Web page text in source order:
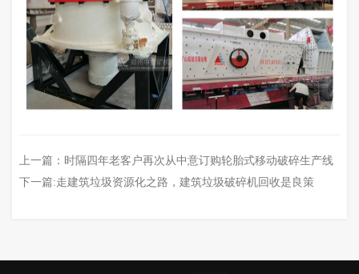
上一篇： 时隔四年老客户再次从中意订购轮胎式移动破碎生产线
下一篇:走建筑垃圾资源化之路，建筑垃圾破碎机回收是良策